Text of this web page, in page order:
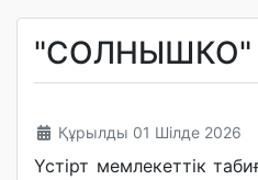
"СОЛНЫШКО"
Құрылды 01 Шілде 2026
Үстірт мемлекеттік